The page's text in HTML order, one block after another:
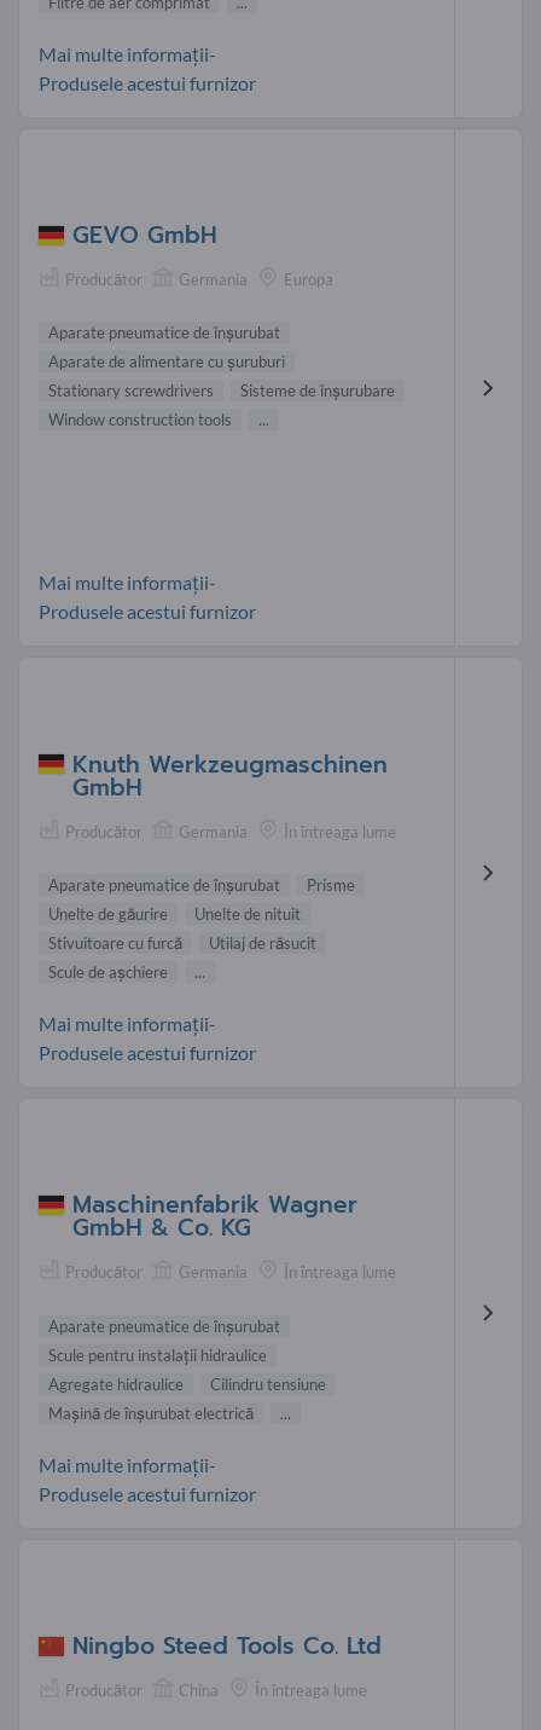
Mai multe informații-
Produsele acestui furnizor
GEVO GmbH
Producător Germania Europa
Aparate pneumatice de înşurubat
Aparate de alimentare cu şuruburi
Stationary screwdrivers
Sisteme de înşurubare
Window construction tools
...
Mai multe informații-
Produsele acestui furnizor
Knuth Werkzeugmaschinen
GmbH
Producător Germania În întreaga lume
Aparate pneumatice de înşurubat
Prisme
Unelte de găurire
Unelte de nituit
Stivuitoare cu furcă
Utilaj de răsucit
Scule de aşchiere
...
Mai multe informații-
Produsele acestui furnizor
Maschinenfabrik Wagner
GmbH & Co. KG
Producător Germania În întreaga lume
Aparate pneumatice de înşurubat
Scule pentru instalaţii hidraulice
Agregate hidraulice
Cilindru tensiune
Maşină de înşurubat electrică
...
Mai multe informații-
Produsele acestui furnizor
Ningbo Steed Tools Co. Ltd
Producător China În întreaga lume